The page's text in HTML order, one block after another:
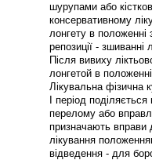
шурупами або
консервативному
лонгету в положенні
репозиції - зшиванні
Після вивиху
лонгетой в
Лікувальна фізична
I період
перелому або
призначають вправи
лікування
відведення - для